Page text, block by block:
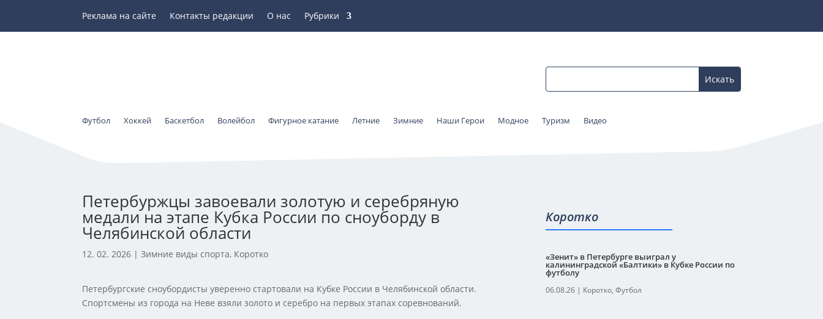
Реклама на сайте Контакты редакции О нас Рубрики
Футбол Хоккей Баскетбол Волейбол Фигурное катание Летние Зимние Наши Герои Модное Туризм Видео
Петербуржцы завоевали золотую и серебряную
медали на этапе Кубка России по сноуборду в
Челябинской области
12. 02. 2026 |Зимние виды спорта, Коротко
Петербургские сноубордисты уверенно стартовали на Кубке России в Челябинской области.
Спортсмены из города на Неве взяли золото и серебро на первых этапах соревнований.
Коротко
«Зенит» в Петербурге выиграл у
калининградской «Балтики» в Кубке России по
футболу
06.08.26| Коротко, Футбол